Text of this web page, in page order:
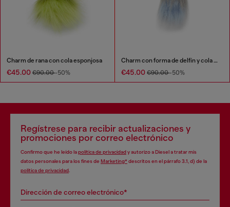
Charm de rana con cola esponjosa
€45.00 €90.00-50%
Charm con forma de delfín y cola esponjosa
€45.00 €90.00-50%
Regístrese para recibir actualizaciones y
promociones por correo electrónico
Confirmo que he leído lapolítica de privacidady autorizo a Diesel a tratar mis
datos personales para los fines de Marketing*descritos en el párrafo 3.1, d) de la
política de privacidad.
Dirección de correo electrónico*